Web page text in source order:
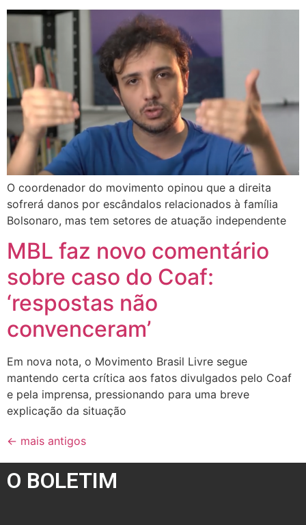
O coordenador do movimento opinou que a direita
sofrerá danos por escândalos relacionados à família
Bolsonaro, mas tem setores de atuação independente
MBL faz novo comentário
sobre caso do Coaf:
‘respostas não
convenceram’
Em nova nota, o Movimento Brasil Livre segue
mantendo certa crítica aos fatos divulgados pelo Coaf
e pela imprensa, pressionando para uma breve
explicação da situação
← mais antigos
O BOLETIM